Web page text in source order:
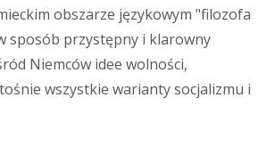
obszarze językowym "filozofa
sposób przystępny i klarowny
Niemców idee wolności,
wszystkie warianty socjalizmu i